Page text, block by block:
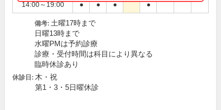
14:00～19:00 ● ● ● ●
備考: 土曜17時まで
日曜13時まで
水曜PMは予約診療
診療・受付時間は科目により異なる
臨時休診あり
休診日: 木・祝
第1・3・5日曜休診